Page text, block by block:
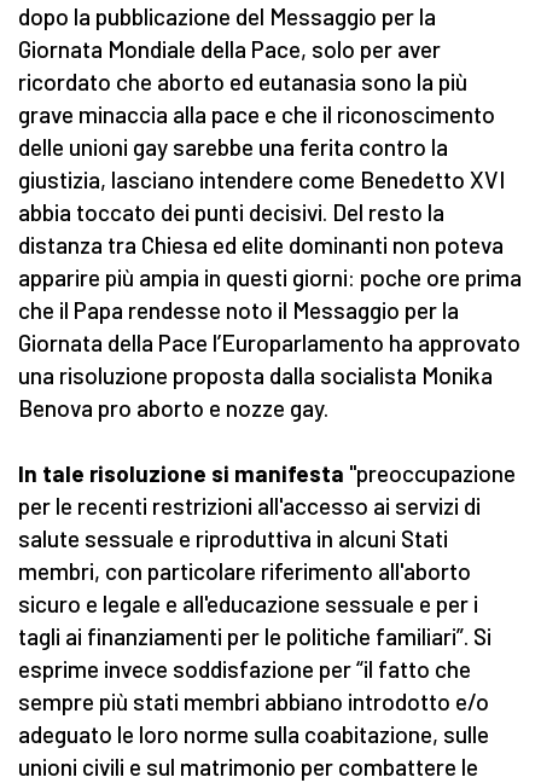
dopo la pubblicazione del Messaggio per la
Giornata Mondiale della Pace, solo per aver
ricordato che aborto ed eutanasia sono la più
grave minaccia alla pace e che il riconoscimento
delle unioni gay sarebbe una ferita contro la
giustizia, lasciano intendere come Benedetto XVI
abbia toccato dei punti decisivi. Del resto la
distanza tra Chiesa ed elite dominanti non poteva
apparire più ampia in questi giorni: poche ore prima
che il Papa rendesse noto il Messaggio per la
Giornata della Pace l’Europarlamento ha approvato
una risoluzione proposta dalla socialista Monika
Benova pro aborto e nozze gay.
In tale risoluzione si manifesta "preoccupazione
per le recenti restrizioni all'accesso ai servizi di
salute sessuale e riproduttiva in alcuni Stati
membri, con particolare riferimento all'aborto
sicuro e legale e all'educazione sessuale e per i
tagli ai finanziamenti per le politiche familiari”. Si
esprime invece soddisfazione per “il fatto che
sempre più stati membri abbiano introdotto e/o
adeguato le loro norme sulla coabitazione, sulle
unioni civili e sul matrimonio per combattere le